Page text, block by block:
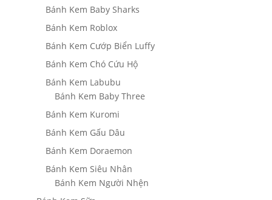
Bánh Kem Baby Sharks
Bánh Kem Roblox
Bánh Kem Cướp Biển Luffy
Bánh Kem Chó Cứu Hộ
Bánh Kem Labubu
Bánh Kem Baby Three
Bánh Kem Kuromi
Bánh Kem Gấu Dâu
Bánh Kem Doraemon
Bánh Kem Siêu Nhân
Bánh Kem Người Nhện